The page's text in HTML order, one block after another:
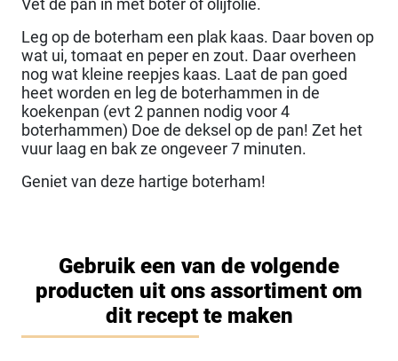
Vet de pan in met boter of olijfolie.
Leg op de boterham een plak kaas. Daar boven op
wat ui, tomaat en peper en zout. Daar overheen
nog wat kleine reepjes kaas. Laat de pan goed
heet worden en leg de boterhammen in de
koekenpan (evt 2 pannen nodig voor 4
boterhammen) Doe de deksel op de pan! Zet het
vuur laag en bak ze ongeveer 7 minuten.
Geniet van deze hartige boterham!
Gebruik een van de volgende
producten uit ons assortiment om
dit recept te maken